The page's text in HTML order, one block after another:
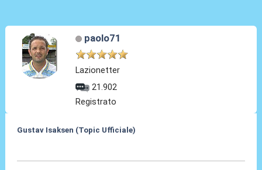
paolo71
Lazionetter
21.902
Registrato
Gustav Isaksen (Topic Ufficiale)